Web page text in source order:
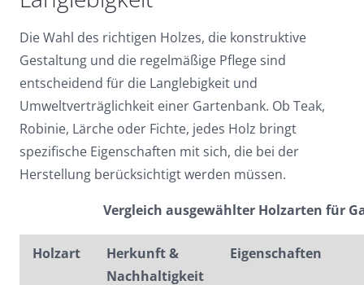
Die Wahl des richtigen Holzes, die konstruktive
Gestaltung und die regelmäßige Pflege sind
entscheidend für die Langlebigkeit und
Umweltverträglichkeit einer Gartenbank. Ob Teak,
Robinie, Lärche oder Fichte, jedes Holz bringt
spezifische Eigenschaften mit sich, die bei der
Herstellung berücksichtigt werden müssen.
Vergleich ausgewählter Holzarten für
Holzart
Herkunft &
Nachhaltigkeit
Eigenschaften